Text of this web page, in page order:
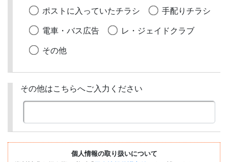
ポストに入っていたチラシ
手配りチラシ
電車・バス広告
レ・ジェイドクラブ
その他
その他はこちらへご入力ください
個人情報の取り扱いについて